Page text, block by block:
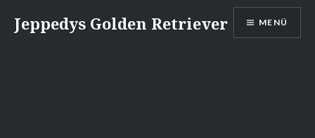
Jeppedys Golden Retriever MENÜ